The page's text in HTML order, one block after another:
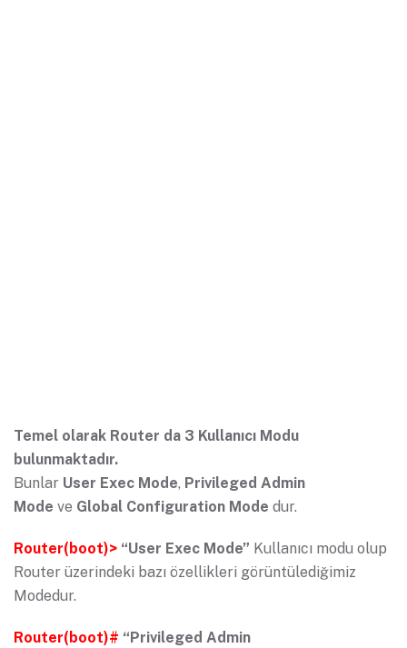
Temel olarak Router da 3 Kullanıcı Modu
bulunmaktadır.
Bunlar User Exec Mode, Privileged Admin
Mode ve Global Configuration Mode dur.
Router(boot)> “User Exec Mode” Kullanıcı modu olup
Router üzerindeki bazı özellikleri görüntülediğimiz
Modedur.
Router(boot)# “Privileged Admin